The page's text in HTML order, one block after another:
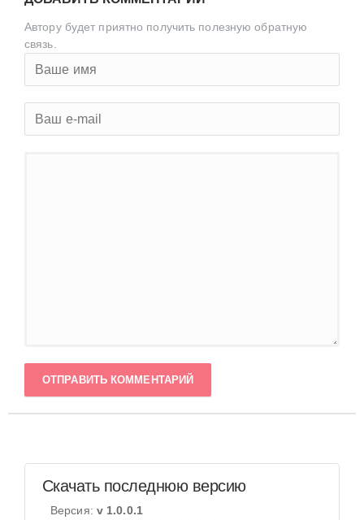
Автору будет приятно получить полезную обратную
связь.
ОТПРАВИТЬ КОММЕНТАРИЙ
Скачать последнюю версию
Версия: v 1.0.0.1